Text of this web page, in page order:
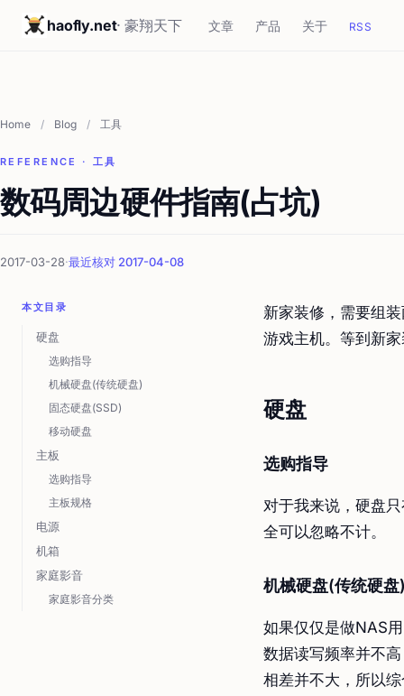
haofly.net· 豪翔天下 文章 产品 关于 RSS
Home / Blog / 工具
REFERENCE · 工具
数码周边硬件指南(占坑)
2017-03-28·最近核对 2017-04-08
本文目录
硬盘
选购指导
机械硬盘(传统硬盘)
固态硬盘(SSD)
移动硬盘
主板
选购指导
主板规格
电源
机箱
家庭影音
家庭影音分类
新家装修，需要组
游戏主机。等到新
硬盘
选购指导
对于我来说，硬盘
全可以忽略不计。
机械硬盘(传统硬盘
如果仅仅是做NAS
数据读写频率并不
相差并不大，所以